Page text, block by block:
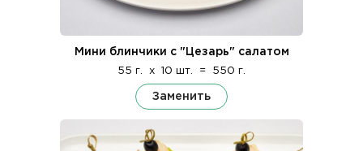
Мини блинчики с "Цезарь" салатом
55 г. x 10 шт. = 550 г.
Заменить